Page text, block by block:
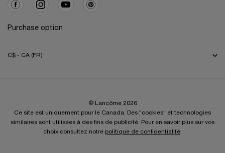
Purchase option
C$ - CA (FR)
© Lancôme 2026
Ce site est uniquement pour le Canada. Des "cookies" et technologies
similaires sont utilisées à des fins de publicité. Pour en savoir plus sur vos
choix consultez notre politique de confidentialité